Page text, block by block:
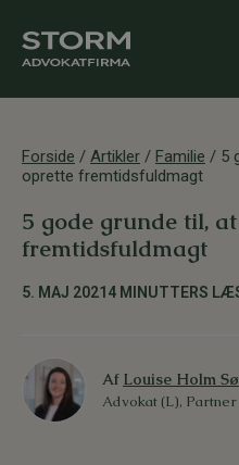
Forside / Artikler / Familie / 5
oprette fremtidsfuldmagt
5 gode grunde til,
fremtidsfuldmagt
5. MAJ 2021 4 MINUTTERS
Af Louise Holm
Advokat (L), Partner